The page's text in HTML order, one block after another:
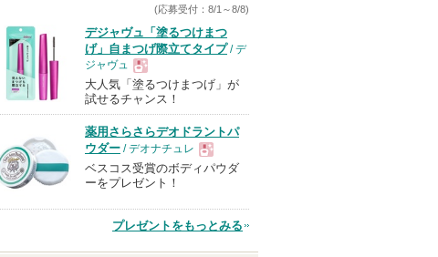
(応募受付：8/1～8/8)
デジャヴュ「塗るつけまつ
げ」自まつげ際立てタイプ/ デ
ジャヴュ
現
品
大人気「塗るつけまつげ」が
試せるチャンス！
薬用さらさらデオドラントパ
ウダー / デオナチュレ
現
品
ベスコス受賞のボディパウダ
ーをプレゼント！
プレゼントをもっとみる